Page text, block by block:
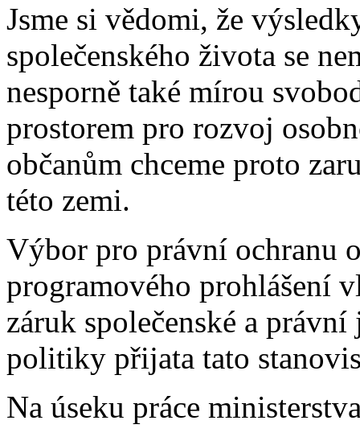
Jsme si vědomi, že
společenského života se
nesporně také mírou
prostorem pro rozvoj
občanům chceme proto
této zemi.
Výbor pro právní ochranu
programového prohlášení
záruk společenské a
politiky přijata tato
Na úseku práce